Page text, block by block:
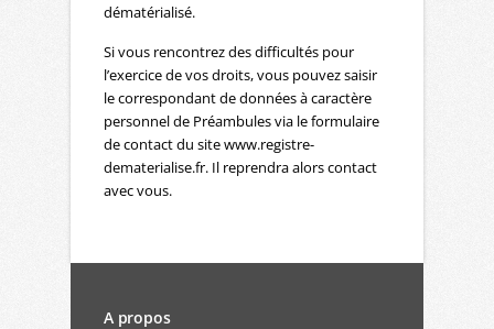
dématérialisé.
Si vous rencontrez des difficultés pour
l’exercice de vos droits, vous pouvez saisir
le correspondant de données à caractère
personnel de Préambules via le formulaire
de contact du site www.registre-
dematerialise.fr. Il reprendra alors contact
avec vous.
A propos